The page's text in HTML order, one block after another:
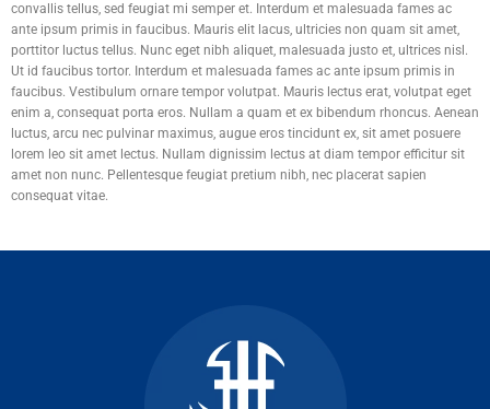
convallis tellus, sed feugiat mi semper et. Interdum et malesuada fames ac
ante ipsum primis in faucibus. Mauris elit lacus, ultricies non quam sit amet,
porttitor luctus tellus. Nunc eget nibh aliquet, malesuada justo et, ultrices nisl.
Ut id faucibus tortor. Interdum et malesuada fames ac ante ipsum primis in
faucibus. Vestibulum ornare tempor volutpat. Mauris lectus erat, volutpat eget
enim a, consequat porta eros. Nullam a quam et ex bibendum rhoncus. Aenean
luctus, arcu nec pulvinar maximus, augue eros tincidunt ex, sit amet posuere
lorem leo sit amet lectus. Nullam dignissim lectus at diam tempor efficitur sit
amet non nunc. Pellentesque feugiat pretium nibh, nec placerat sapien
consequat vitae.